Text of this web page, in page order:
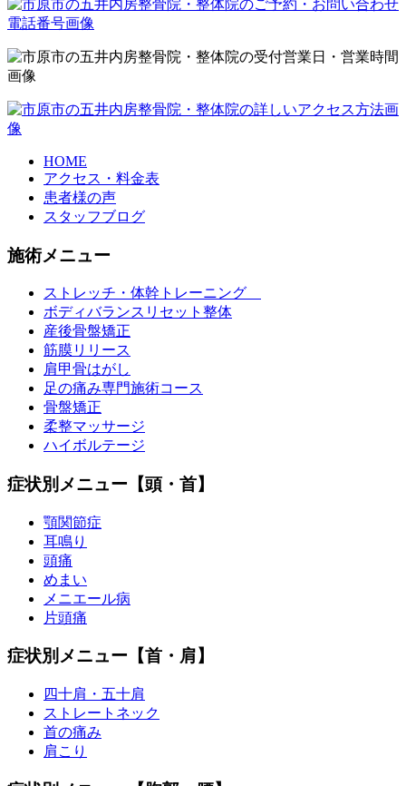
HOME
アクセス・料金表
患者様の声
スタッフブログ
施術メニュー
ストレッチ・体幹トレーニング
ボディバランスリセット整体
産後骨盤矯正
筋膜リリース
肩甲骨はがし
足の痛み専門施術コース
骨盤矯正
柔整マッサージ
ハイボルテージ
症状別メニュー【頭・首】
顎関節症
耳鳴り
頭痛
めまい
メニエール病
片頭痛
症状別メニュー【首・肩】
四十肩・五十肩
ストレートネック
首の痛み
肩こり